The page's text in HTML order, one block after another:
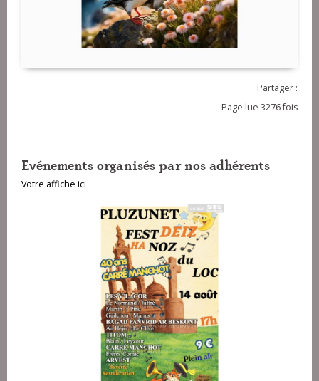
Partager :
Page lue 3276 fois
Evénements organisés par nos adhérents
Votre affiche ici